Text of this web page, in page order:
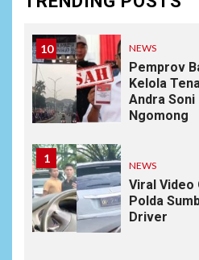
10 NEWS
Pemprov
Kelola
Andra Soni
Ngomong
1
NEWS
Viral Video
Polda
Driver